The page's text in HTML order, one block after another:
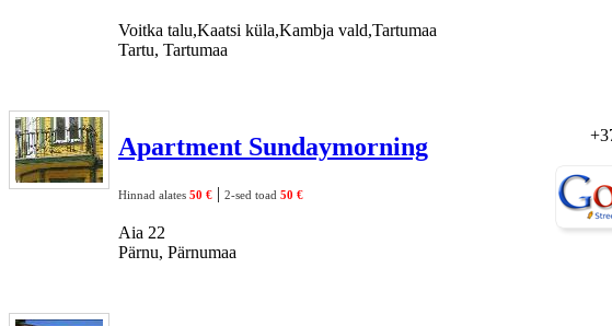
Voitka talu,Kaatsi küla,Kambja vald,Tartumaa
Tartu, Tartumaa
Apartment Sundaymorning
Hinnad alates 50 € | 2-sed toad 50 €
Aia 22
Pärnu, Pärnumaa